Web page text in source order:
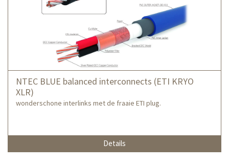
NTEC BLUE balanced interconnects (ETI KRYO
XLR)
wonderschone interlinks met de fraaie ETI plug.
Details